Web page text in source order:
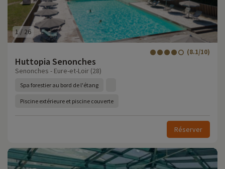
1/ 26
Huttopia Senonches
(8.1/10)
Senonches - Eure-et-Loir (28)
Spa forestier au bord de l'étang
Piscine extérieure et piscine couverte
Réserver